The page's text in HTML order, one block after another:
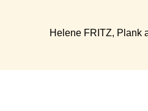
Helene FRITZ, Plank